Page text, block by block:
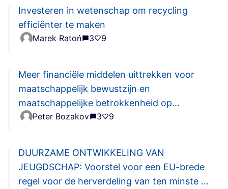
Investeren in wetenschap om recycling
efficiënter te maken
Marek Ratoń 3 9
Meer financiële middelen uittrekken voor
maatschappelijk bewustzijn en
maatschappelijke betrokkenheid op
Europees niveau
Peter Bozakov 3 9
DUURZAME ONTWIKKELING VAN
JEUGDSCHAP: Voorstel voor een EU-brede
regel voor de herverdeling van ten minste 1